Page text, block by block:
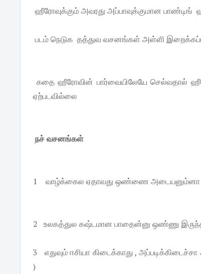
ஹீரோவுக்கும் அவரது அப்பாவுக்குமான பாண்டிங்
படம் நெடுக தத்துவ வசனங்கள் அள்ளி
கதை ஹீரோவின் பார்வையிலேயே செல்வதால்
ஏற்படவில்லை
நச் வசனங்கள்
1 வாழ்க்கைல ஏதாவது ஒண்ணை அடையனும்னா
2 உலகத்துல கஷ்டமான பாதைன்னு ஒண்ணு
3 எதுவும் ஈசியா கிடைக்காது ,
)